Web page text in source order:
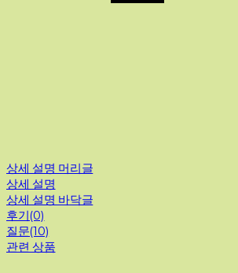
상세 설명 머리글
상세 설명
상세 설명 바닥글
후기(0)
질문(10)
관련 상품